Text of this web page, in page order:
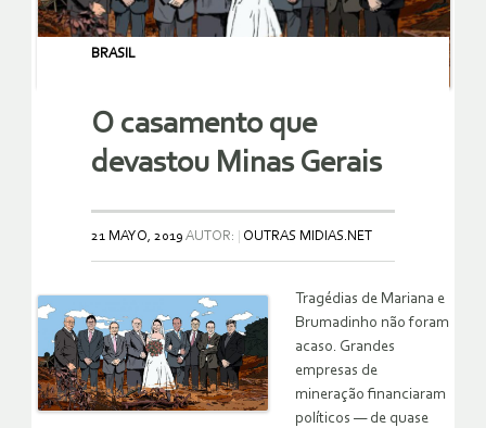
BRASIL
O casamento que
devastou Minas Gerais
21 MAYO, 2019 AUTOR: OUTRAS MIDIAS.NET
Tragédias de Mariana e
Brumadinho não foram
acaso. Grandes
empresas de
mineração financiaram
políticos — de quase